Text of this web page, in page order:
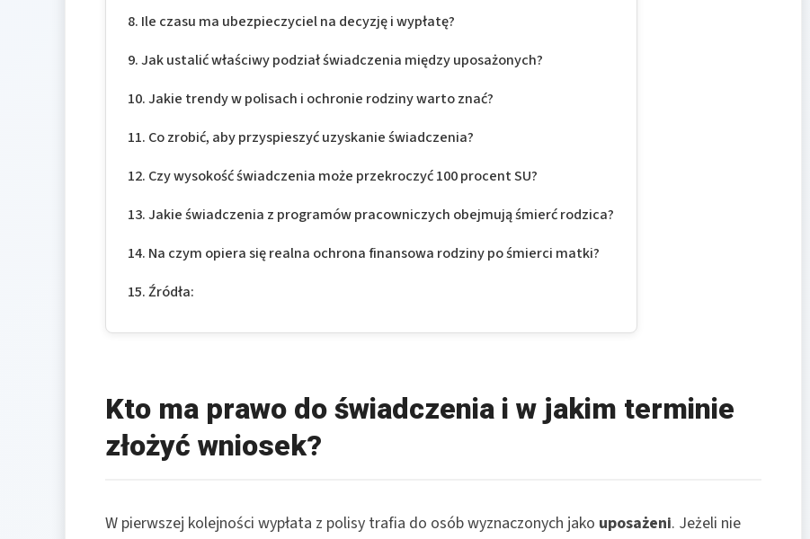
Ile czasu ma ubezpieczyciel na decyzję i wypłatę?
Jak ustalić właściwy podział świadczenia między uposażonych?
Jakie trendy w polisach i ochronie rodziny warto znać?
Co zrobić, aby przyspieszyć uzyskanie świadczenia?
Czy wysokość świadczenia może przekroczyć 100 procent SU?
Jakie świadczenia z programów pracowniczych obejmują śmierć rodzica?
Na czym opiera się realna ochrona finansowa rodziny po śmierci matki?
Źródła:
Kto ma prawo do świadczenia i w jakim terminie
złożyć wniosek?
W pierwszej kolejności wypłata z polisy trafia do osób wyznaczonych jako uposażeni. Jeżeli nie